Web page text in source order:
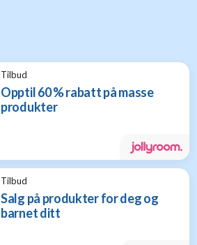
Tilbud
Opptil 60 % rabatt på masse
produkter
Tilbud
Salg på produkter for deg og
barnet ditt